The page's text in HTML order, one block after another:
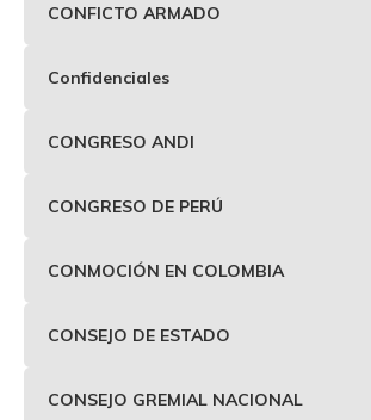
CONFICTO ARMADO
Confidenciales
CONGRESO ANDI
CONGRESO DE PERÚ
CONMOCIÓN EN COLOMBIA
CONSEJO DE ESTADO
CONSEJO GREMIAL NACIONAL